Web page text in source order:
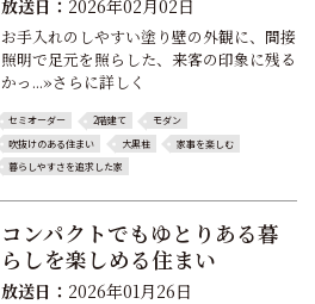
放送日： 2026年02月02日
お手入れのしやすい塗り壁の外観に、間接
照明で足元を照らした、来客の印象に残る
かっ...»さらに詳しく
セミオーダー 2階建て
モダン
吹抜けのある住まい
大黒柱
家事を楽しむ
暮らしやすさを追求した家
コンパクトでもゆとりある暮
らしを楽しめる住まい
放送日： 2026年01月26日